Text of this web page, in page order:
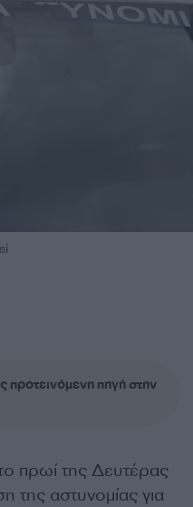
πηγή στην
πρωί της Δευτέρας
της αστυνομίας για